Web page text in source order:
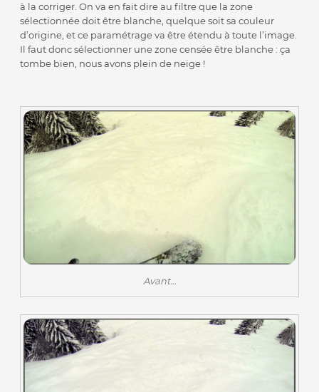
à la corriger. On va en fait dire au filtre que la zone
sélectionnée doit être blanche, quelque soit sa couleur
d’origine, et ce paramétrage va être étendu à toute l’image.
Il faut donc sélectionner une zone censée être blanche : ça
tombe bien, nous avons plein de neige !
Avant…